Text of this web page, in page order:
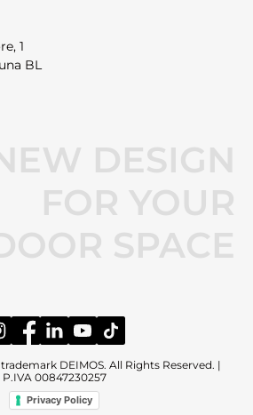
1
BL
DESIGN
FOR YOUR
SPACE
DEIMOS. All Rights Reserved. |
P.IVA 00847230257
Privacy Policy